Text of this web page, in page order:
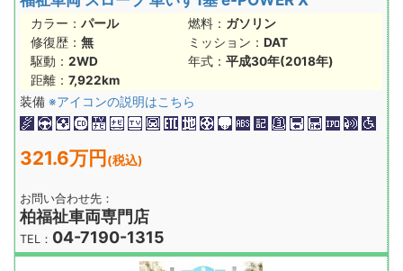
カラー： パール 燃料： ガソリン
修復歴： 無 ミッション： DAT
駆動： 2WD 年式： 平成30年(2018年)
距離： 7,922km
装備 ※アイコンの説明はこちら
321.6万円 (税込)
お問い合わせ先：
柏福祉車両専門店
TEL： 04-7190-1315